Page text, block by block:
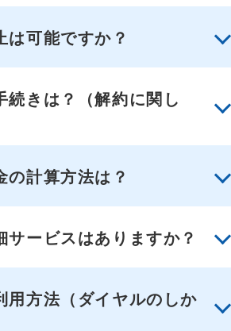
は可能ですか？
続きは？（解約に関し
の計算方法は？
サービスはありますか？
用方法（ダイヤルのしか